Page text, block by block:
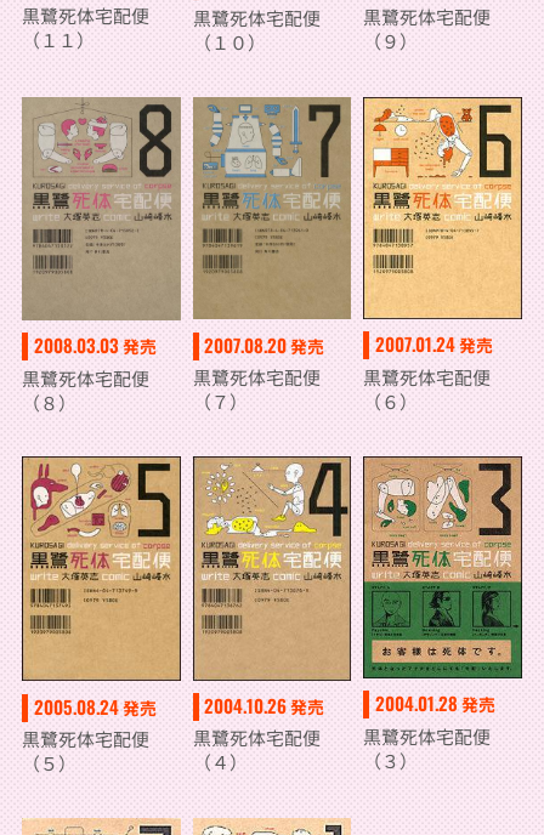
黒鷺死体宅配便
（１１）
黒鷺死体宅配便
（１０）
黒鷺死体宅配便
（９）
2008.03.03 発売
黒鷺死体宅配便
（８）
2007.08.20発売
黒鷺死体宅配便
（７）
2007.01.24発売
黒鷺死体宅配便
（６）
2005.08.24発売
黒鷺死体宅配便
（５）
2004.10.26発売
黒鷺死体宅配便
（４）
2004.01.28 発売
黒鷺死体宅配便
（３）